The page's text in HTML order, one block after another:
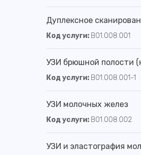
Дуплексное
Код услуги: B01.008.001
УЗИ брюшной полости
Код услуги: B01.008.001-1
УЗИ молочных желез
Код услуги: B01.008.002
УЗИ и эластография